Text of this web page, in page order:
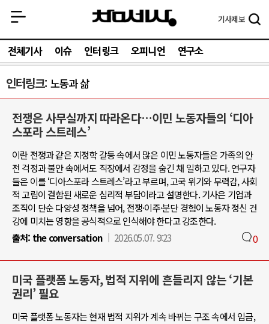
기사제보
전체기사 이슈 인터링크 오피니언 연구소
인터링크 노동과 삶
전쟁은 사무실까지 따라온다…이민 노동자들의 ‘디아
스포라 스트레스’
이란 전쟁과 같은 지정학 갈등 속에서 많은 이민 노동자들은 가족의 안
전 걱정과 불안 속에서도 직장에서 감정을 숨긴 채 일하고 있다. 연구자
들은 이를 ‘디아스포라 스트레스’라고 부르며, 고국 위기와 무력감, 사회
적 고립이 결합된 새로운 심리적 부담이라고 설명한다. 기사은 기업과
조직이 단순 다양성 정책을 넘어, 전쟁·이주·분단 경험이 노동자 정신 건
강에 미치는 영향을 공식적으로 인식해야 한다고 강조한다.
출처: the conversation 2026.05.07. 9:23 0
미국 플랫폼 노동자, 법적 지위에 흔들리지 않는 ‘기본
권리’ 필요
미국 플랫폼 노동자는 현재 법적 지위가 계속 바뀌는 구조 속에서 임금,